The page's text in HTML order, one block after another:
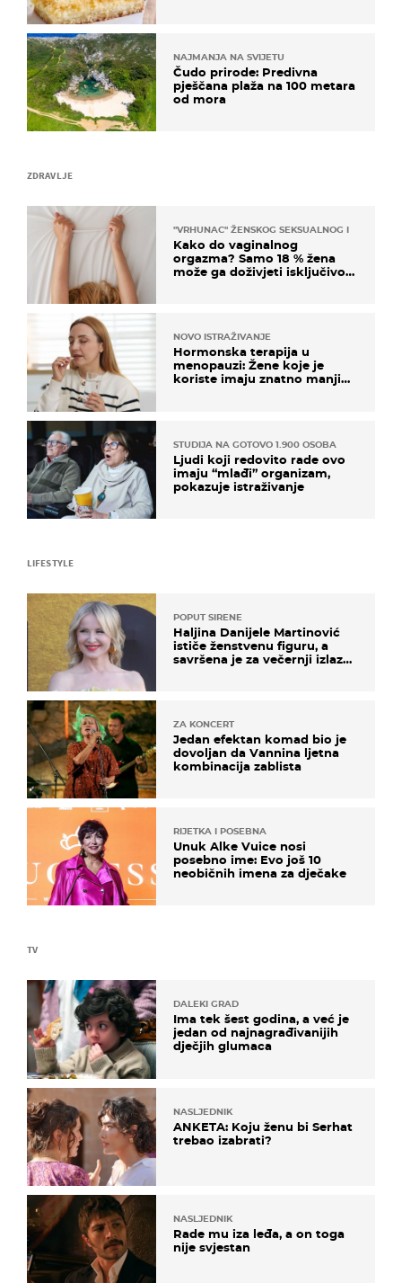
ZDRAVLJE
"VRHUNAC" ŽENSKOG SEKSUALNOG ISKUSTVA
Kako do vaginalnog
orgazma? Samo 18 % žena
može ga doživjeti isključivo
NOVO ISTRAŽIVANJE
Hormonska terapija u
menopauzi: Žene koje je
koriste imaju znatno manji
STUDIJA NA GOTOVO 1.900 OSOBA
Ljudi koji redovito rade ovo
imaju “mlađi” organizam,
pokazuje istraživanje
TV
DALEKI GRAD
Ima tek šest godina, a već je
jedan od najnagrađivanijih
dječjih glumaca
NASLJEDNIK
ANKETA: Koju ženu bi Serhat
trebao izabrati?
NASLJEDNIK
Rade mu iza leđa, a on toga
nije svjestan
NAJMANJA NA SVIJETU
Čudo prirode: Predivna
pješčana plaža na 100 metara
od mora
LIFESTYLE
POPUT SIRENE
Haljina Danijele Martinović
ističe ženstvenu figuru, a
savršena je za večernji izlazak
ZA KONCERT
Jedan efektan komad bio je
dovoljan da Vannina ljetna
kombinacija zablista
RIJETKA I POSEBNA
Unuk Alke Vuice nosi
posebno ime: Evo još 10
neobičnih imena za dječake